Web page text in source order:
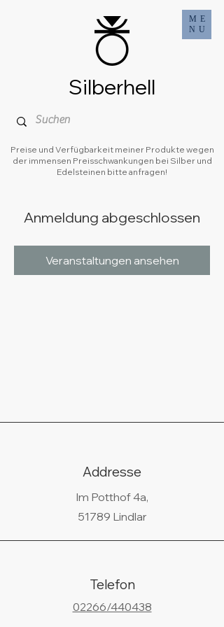
ME
NU
Preise und Verfügbarkeit meiner Produkte wegen
der immensen Preisschwankungen bei Silber und
Edelsteinen bitte anfragen!
Silberhell
Anmeldung abgeschlossen
Veranstaltungen ansehen
Addresse
Im Potthof 4a,
51789 Lindlar
Telefon
02266/440438